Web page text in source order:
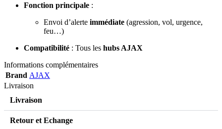
Fonction principale :
Envoi d’alerte immédiate (agression, vol, urgence,
feu…)
Compatibilité : Tous les hubs AJAX
Informations complémentaires
Brand AJAX
Livraison
Livraison
Retour et Echange